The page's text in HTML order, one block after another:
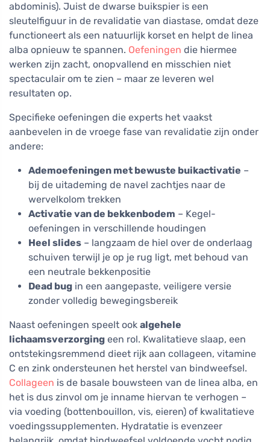
abdominis). Juist de dwarse buikspier is een
sleutelfiguur in de revalidatie van diastase, omdat deze
functioneert als een natuurlijk korset en helpt de linea
alba opnieuw te spannen. Oefeningen die hiermee
werken zijn zacht, onopvallend en misschien niet
spectaculair om te zien – maar ze leveren wel
resultaten op.
Specifieke oefeningen die experts het vaakst
aanbevelen in de vroege fase van revalidatie zijn onder
andere:
Ademoefeningen met bewuste buikactivatie –
bij de uitademing de navel zachtjes naar de
wervelkolom trekken
Activatie van de bekkenbodem – Kegel-
oefeningen in verschillende houdingen
Heel slides – langzaam de hiel over de onderlaag
schuiven terwijl je op je rug ligt, met behoud van
een neutrale bekkenpositie
Dead bug in een aangepaste, veiligere versie
zonder volledig bewegingsbereik
Naast oefeningen speelt ook algehele
lichaamsverzorging een rol. Kwalitatieve slaap, een
ontstekingsremmend dieet rijk aan collageen, vitamine
C en zink ondersteunen het herstel van bindweefsel.
Collageen is de basale bouwsteen van de linea alba, en
het is dus zinvol om je inname hiervan te verhogen –
via voeding (bottenbouillon, vis, eieren) of kwalitatieve
voedingssupplementen. Hydratatie is evenzeer